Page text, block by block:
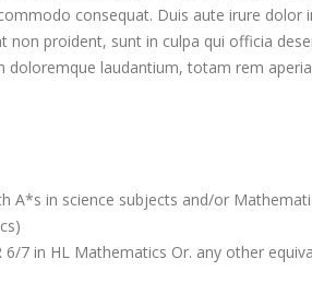
consequat. Duis aute irure dolor
proident, sunt in culpa qui officia
laudantium, totam rem
A*s in science subjects and/or
7 in HL Mathematics Or. any other